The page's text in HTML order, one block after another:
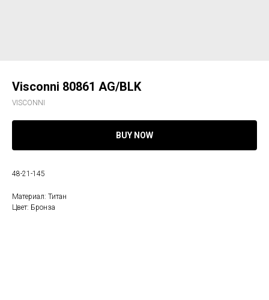
Visconni 80861 AG/BLK
VISCONNI
BUY NOW
48-21-145
Материал: Титан
Цвет: Бронза